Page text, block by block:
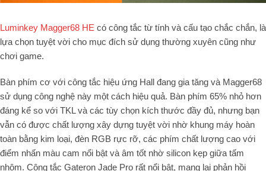
Luminkey Magger68 HE có công tắc từ tính và cấu tạo chắc chắn, là
lựa chọn tuyệt vời cho mục đích sử dụng thường xuyên cũng như
chơi game.
Bàn phím cơ với công tắc hiệu ứng Hall đang gia tăng và Magger68
sử dụng công nghệ này một cách hiệu quả. Bàn phím 65% nhỏ hơn
đáng kể so với TKL và các tùy chọn kích thước đầy đủ, nhưng bạn
vẫn có được chất lượng xây dựng tuyệt vời nhờ khung máy hoàn
toàn bằng kim loại, đèn RGB rực rỡ, các phím chất lượng cao với
điểm nhấn màu cam nổi bật và âm tốt nhờ silicon kẹp giữa tấm
nhôm. Công tắc Gateron Jade Pro rất nổi bật, mang lại phản hồi